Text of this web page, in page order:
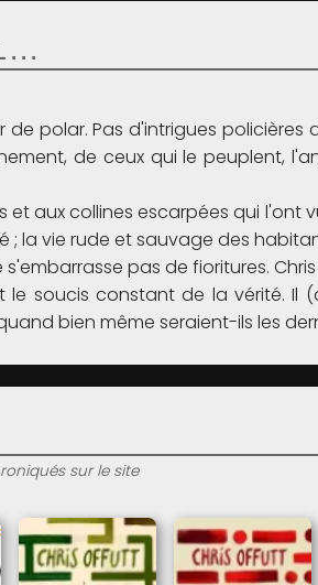
polar. Pas d'intrigues
de ceux qui le peuplent,
aux collines escarpées qui l'ont
; la vie rude et sauvage des
s'embarrasse pas de fioritures.
soucis constant de la vérité. Il
bien même seraient-ils les
sur le site